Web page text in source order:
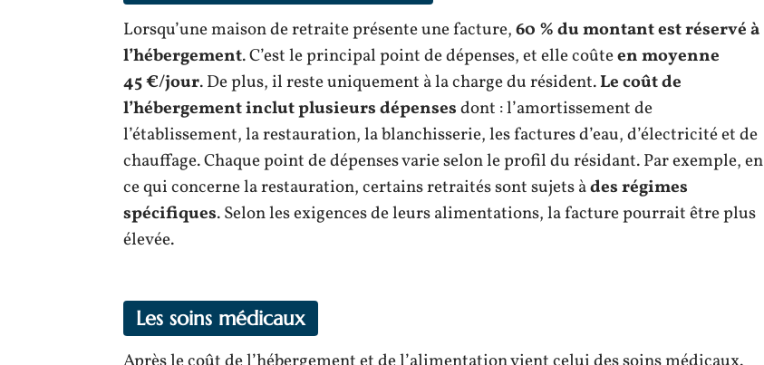
Lorsqu’une maison de retraite présente une facture,60 % du montant est réservé à
l’hébergement. C’est le principal point de dépenses, et elle coûteen moyenne
45 €/jour. De plus, il reste uniquement à la charge du résident.Le coût de
l’hébergement inclut plusieurs dépensesdont : l’amortissement de
l’établissement, la restauration, la blanchisserie, les factures d’eau, d’électricité et de
chauffage. Chaque point de dépenses varie selon le profil du résidant. Par exemple, en
ce qui concerne la restauration, certains retraités sont sujets àdes régimes
spécifiques. Selon les exigences de leurs alimentations, la facture pourrait être plus
élevée.
Les soins médicaux